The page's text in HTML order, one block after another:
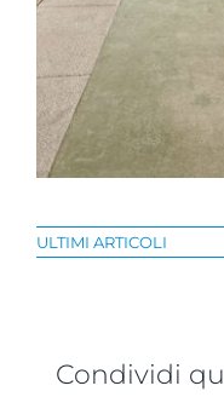
ULTIMI ARTICOLI
Condividi